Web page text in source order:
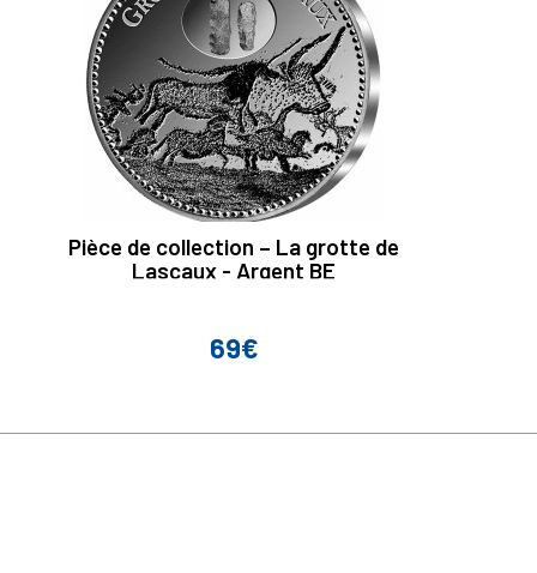
Pièce de collection – La grotte de
Lascaux - Argent BE
Prix
69€